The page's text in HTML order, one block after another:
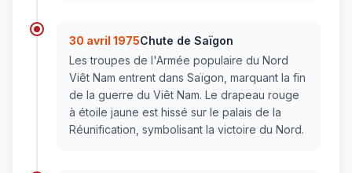
30 avril 1975Chute de Saïgon
Les troupes de l'Armée populaire du Nord
Viêt Nam entrent dans Saïgon, marquant la fin
de la guerre du Viêt Nam. Le drapeau rouge
à étoile jaune est hissé sur le palais de la
Réunification, symbolisant la victoire du Nord.